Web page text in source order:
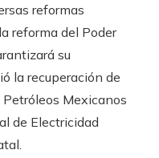
reformas
reforma del Poder
su
la recuperación de
Mexicanos
de Electricidad